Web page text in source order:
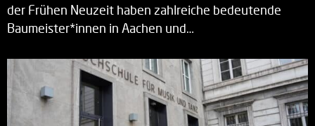
der Frühen Neuzeit haben zahlreiche bedeutende
Baumeister*innen in Aachen und…